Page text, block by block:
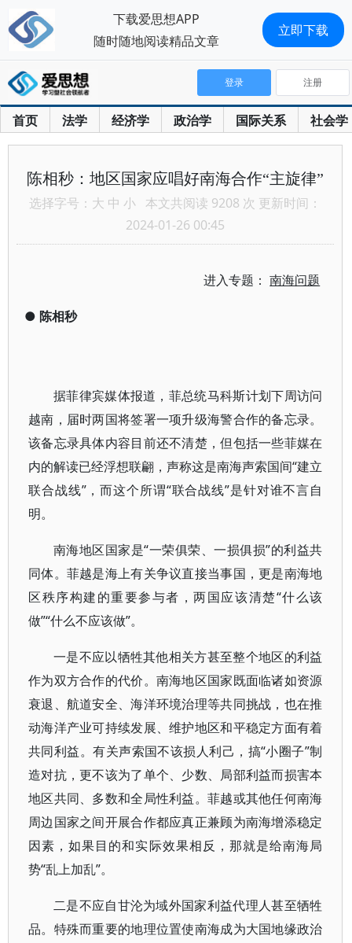
首页 法学 经济学 政治学 国际关系 社会学
登录 注册
陈相秒：地区国家应唱好南海合作“主旋律”
选择字号： 大 中 小 本文共阅读 9208 次 更新时间：
2024-01-26 00:45
进入专题：南海问题
● 陈相秒
据菲律宾媒体报道，菲总统马科斯计划下周访问
越南，届时两国将签署一项升级海警合作的备忘录。
该备忘录具体内容目前还不清楚，但包括一些菲媒在
内的解读已经浮想联翩，声称这是南海声索国间“建立
联合战线”，而这个所谓“联合战线”是针对谁不言自
明。
南海地区国家是“一荣俱荣、一损俱损”的利益共
同体。菲越是海上有关争议直接当事国，更是南海地
区秩序构建的重要参与者，两国应该清楚“什么该
做”“什么不应该做”。
一是不应以牺牲其他相关方甚至整个地区的利益
作为双方合作的代价。南海地区国家既面临诸如资源
衰退、航道安全、海洋环境治理等共同挑战，也在推
动海洋产业可持续发展、维护地区和平稳定方面有着
共同利益。有关声索国不该损人利己，搞“小圈子”制
造对抗，更不该为了单个、少数、局部利益而损害本
地区共同、多数和全局性利益。菲越或其他任何南海
周边国家之间开展合作都应真正兼顾为南海增添稳定
因素，如果目的和实际效果相反，那就是给南海局
势“乱上加乱”。
二是不应自甘沦为域外国家利益代理人甚至牺牲
品。特殊而重要的地理位置使南海成为大国地缘政治
下载爱思想APP
随时随地阅读精品文章
立即下载